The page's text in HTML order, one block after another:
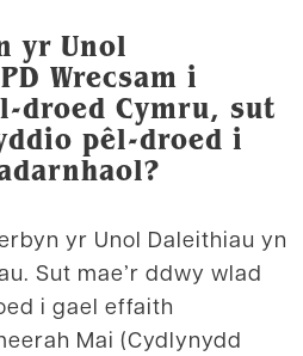
yr Unol
Wrecsam i
droed Cymru, sut
pêl-droed i
yr Unol Daleithiau yn
Sut mae’r ddwy wlad
i gael effaith
Mai (Cydlynydd